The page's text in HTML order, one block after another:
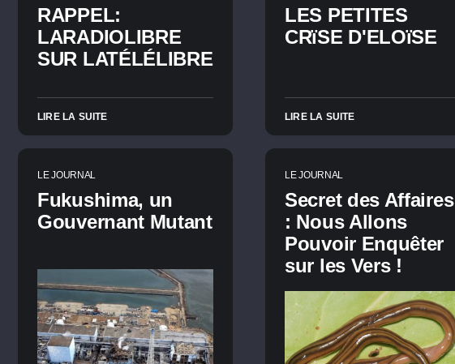
RAPPEL:
LARADIOLIBRE
SUR LATÉLÉLIBRE
LIRE LA SUITE
LES PETITES
CRïSE D'ELOïSE
LIRE LA SUITE
LE JOURNAL
Fukushima, un
Gouvernant Mutant
LE JOURNAL
Secret des Affaires
: Nous Allons
Pouvoir Enquêter
sur les Vers !